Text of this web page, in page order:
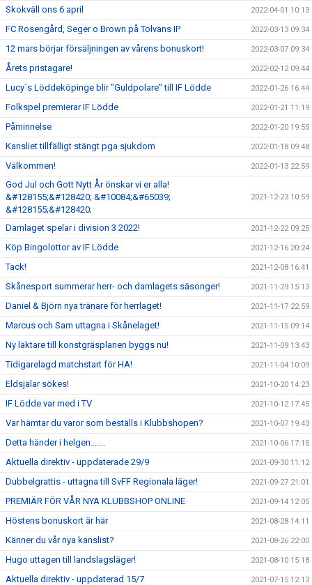
Skokväll ons 6 april 2022-04-01 10:13
FC Rosengård, Seger o Brown på Tolvans IP 2022-03-13 09:34
12 mars börjar försäljningen av vårens bonuskort! 2022-03-07 09:34
Årets pristagare! 2022-02-12 09:44
Lucy´s Löddeköpinge blir "Guldpolare" till IF Lödde 2022-01-26 16:44
Folkspel premierar IF Lödde 2022-01-21 11:19
Påminnelse 2022-01-20 19:55
Kansliet tillfälligt stängt pga sjukdom 2022-01-18 09:48
Välkommen! 2022-01-13 22:59
God Jul och Gott Nytt År önskar vi er alla!
&#128155;&#128420; &#10084;&#65039;
&#128155;&#128420;
2021-12-23 10:59
Damlaget spelar i division 3 2022! 2021-12-22 09:25
Köp Bingolottor av IF Lödde 2021-12-16 20:24
Tack! 2021-12-08 16:41
Skånesport summerar herr- och damlagets säsonger! 2021-11-29 15:13
Daniel & Björn nya tränare för herrlaget! 2021-11-17 22:59
Marcus och Sam uttagna i Skånelaget! 2021-11-15 09:14
Ny läktare till konstgräsplanen byggs nu! 2021-11-09 13:43
Tidigarelagd matchstart för HA! 2021-11-04 10:09
Eldsjälar sökes! 2021-10-20 14:23
IF Lödde var med i TV 2021-10-12 17:45
Var hämtar du varor som beställs i Klubbshopen? 2021-10-07 19:43
Detta händer i helgen....... 2021-10-06 17:15
Aktuella direktiv - uppdaterade 29/9 2021-09-30 11:12
Dubbelgrattis - uttagna till SvFF Regionala läger! 2021-09-27 21:01
PREMIÄR FÖR VÅR NYA KLUBBSHOP ONLINE 2021-09-14 12:05
Höstens bonuskort är här 2021-08-28 14:11
Känner du vår nya kanslist? 2021-08-26 22:00
Hugo uttagen till landslagsläger! 2021-08-10 15:18
Aktuella direktiv - uppdaterad 15/7 2021-07-15 12:13